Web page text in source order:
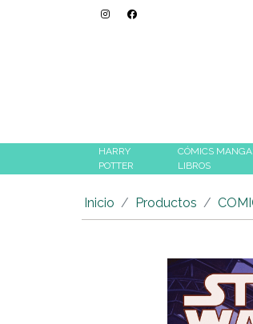
HARRY
POTTER
CÓMICS
LIBROS
Inicio Productos